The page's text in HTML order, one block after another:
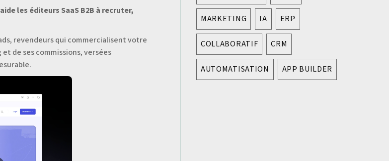
les éditeurs SaaS B2B à recruter,
revendeurs qui commercialisent votre
de ses commissions, versées
MARKETING IA ERP
COLLABORATIF CRM
AUTOMATISATION APP BUILDER